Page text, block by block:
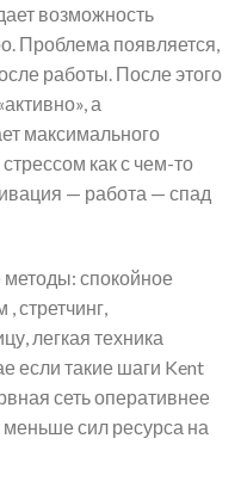
возможность
Проблема появляется,
работы. После этого
а
максимального
как с чем-то
— работа — спад
спокойное
стретчинг,
легкая техника
если такие шаги Kent
сеть оперативнее
меньше сил ресурса на